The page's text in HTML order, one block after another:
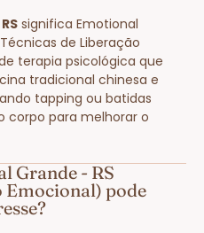
significa Emotional
de Liberação
terapia psicológica que
tradicional chinesa e
tapping ou batidas
corpo para melhorar o
Grande - RS
Emocional) pode